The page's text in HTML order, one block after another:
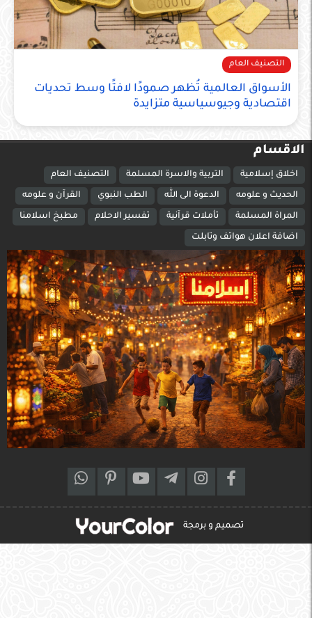
التصنيف العام
الأسواق العالمية تُظهر صمودًا لافتًا وسط تحديات
اقتصادية وجيوسياسية متزايدة
الاقسام
اخلاق إسلامية التربية والاسرة المسلمة التصنيف العام
الحديث و علومه الدعوة الى الله الطب النبوي القرآن و علومه
المراة المسلمة تأملات قرآنية تفسير الاحلام مطبخ اسلامنا
اضافة اعلان هواتف وتابلت
تصميم و برمجة